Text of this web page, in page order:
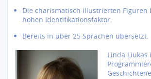
Die charismatisch illustrierten Figuren
hohen Identifikationsfaktor.
Bereits in über 25 Sprachen übersetzt.
Linda Liukas